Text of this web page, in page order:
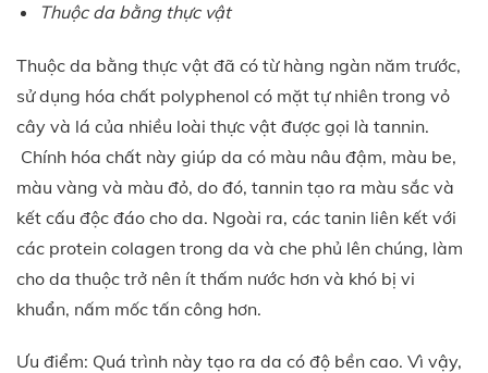
Thuộc da bằng thực vật
Thuộc da bằng thực vật đã có từ hàng ngàn năm trước,
sử dụng hóa chất polyphenol có mặt tự nhiên trong vỏ
cây và lá của nhiều loài thực vật được gọi là tannin.
Chính hóa chất này giúp da có màu nâu đậm, màu be,
màu vàng và màu đỏ, do đó, tannin tạo ra màu sắc và
kết cấu độc đáo cho da. Ngoài ra, các tanin liên kết với
các protein colagen trong da và che phủ lên chúng, làm
cho da thuộc trở nên ít thấm nước hơn và khó bị vi
khuẩn, nấm mốc tấn công hơn.
Ưu điểm: Quá trình này tạo ra da có độ bền cao. Vì vậy,